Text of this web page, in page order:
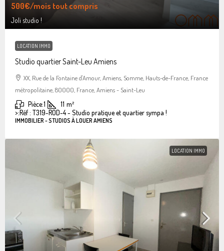
500€/mois tout compris
Joli studio !
LOCATION IMMO
Studio quartier Saint-Leu Amiens
XX, Rue de la Fontaine d'Amour, Amiens, Somme, Hauts-de-France, France
métropolitaine, 80000, France, Amiens - Saint-Leu
Pièce:1 11 m²
>:Réf : T319-ROD-4 - Studio pratique et quartier sympa !
IMMOBILIER - STUDIOS À LOUER AMIENS
LOCATION IMMO